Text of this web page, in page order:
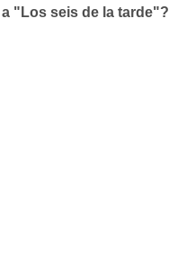
"Los seis de la tarde"?